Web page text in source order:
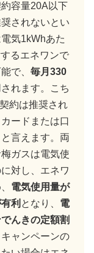
容量20A以下
されないとい
気1kWhあた
るエネワンで
で、 毎月330
れます。こち
約は推奨され
ードまたは口
言えます。両
ガスは電気使
対し、エネワ
電気使用量が
利 となり、 電
んきの定額割
ャンペーンの